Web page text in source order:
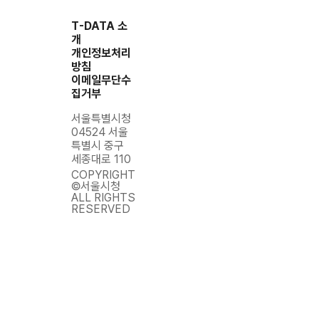
7864 보행자작동신호기 설치(차량등 녹색등 운영시)
종로구 혜화동 혜화초교(보)(국제고입구(일반)
199768.7507 554415.6008 20100329 - - - 11차
(10-03-29) 1 1372 20100329 20100406 jhscard
4958 107 20100416 1 9987 1 - - - - - 11 -
7865 신호기(차/보)신.이설 구로구 구로5동 1267
신도림태영@앞 190303.9907 545141.0071
20100329 - - - 11차(10-03-29) 1 1365 20100329
20100403 jms7698jms 4959 104 20100403 1
9501 1 - - - - - 11 - jangchoulsu -
T-DATA 소
개
개인정보처리
방침
이메일무단수
집거부
서울특별시청
04524 서울
특별시 중구
세종대로 110
COPYRIGHT
©서울시청
ALL RIGHTS
RESERVED